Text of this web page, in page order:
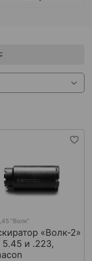
"Волк"
«Волк-2»
5.45 и .223,